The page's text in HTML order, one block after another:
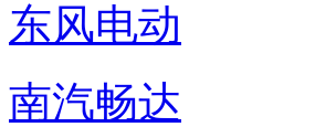
东风电动
南汽畅达